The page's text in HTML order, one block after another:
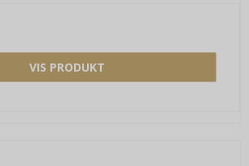
VIS PRODUKT